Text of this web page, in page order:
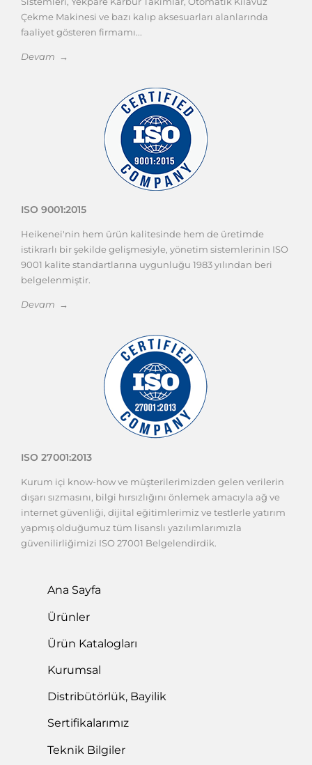
Çekme Makinesi ve bazı kalıp aksesuarları alanlarında
faaliyet gösteren firmamı...
Devam →
ISO 9001:2015
Heikenei'nin hem ürün kalitesinde hem de üretimde
istikrarlı bir şekilde gelişmesiyle, yönetim sistemlerinin ISO
9001 kalite standartlarına uygunluğu 1983 yılından beri
belgelenmiştir.
Devam →
ISO 27001:2013
Kurum içi know-how ve müşterilerimizden gelen verilerin
dışarı sızmasını, bilgi hırsızlığını önlemek amacıyla ağ ve
internet güvenliği, dijital eğitimlerimiz ve testlerle yatırım
yapmış olduğumuz tüm lisanslı yazılımlarımızla
güvenilirliğimizi ISO 27001 Belgelendirdik.
Ana Sayfa
Ürünler
Ürün Katalogları
Kurumsal
Distribütörlük, Bayilik
Sertifikalarımız
Teknik Bilgiler